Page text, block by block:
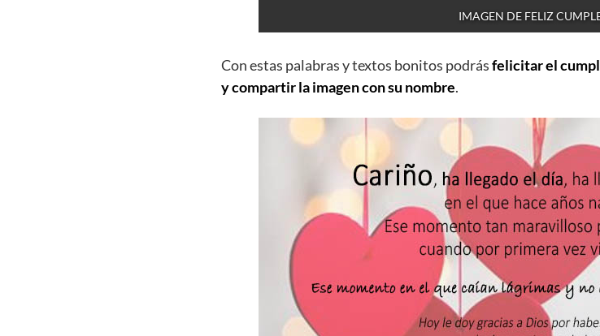
IMAGEN DE FELIZ
Con estas palabras y textos bonitos podrásfelicitar el
y compartir la imagen con su nombre.